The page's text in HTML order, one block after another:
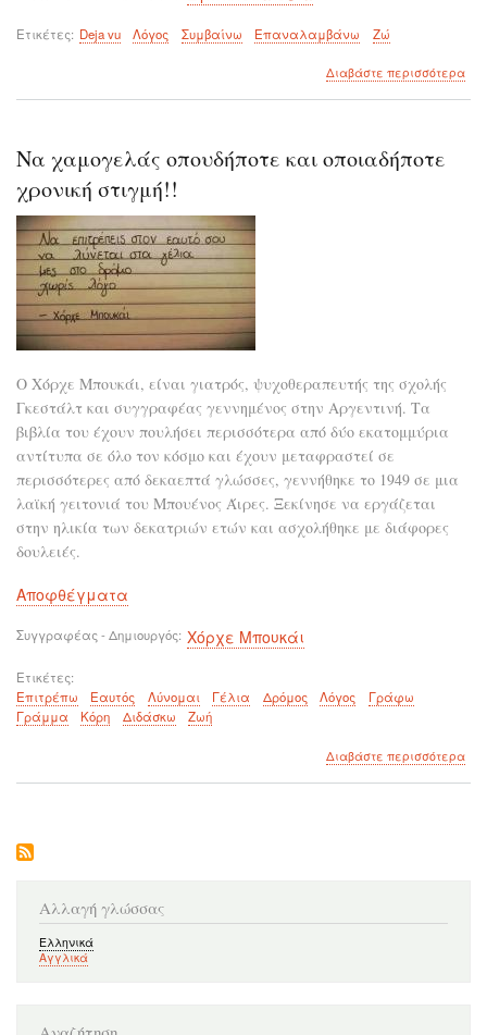
Ετικέτες Deja vu Λόγος Συμβαίνω Επαναλαμβάνω Ζώ
Διαβάστε περισσότεραγια
Να χαμογελάς οπουδήποτε και οποιαδήποτε
χρονική στιγμή!!
Ο Χόρχε Μπουκάι, είναι γιατρός, ψυχοθεραπευτής της σχολής
Γκεστάλτ και συγγραφέας γεννημένος στην Αργεντινή. Τα
βιβλία του έχουν πουλήσει περισσότερα από δύο εκατομμύρια
αντίτυπα σε όλο τον κόσμο και έχουν μεταφραστεί σε
περισσότερες από δεκαεπτά γλώσσες, γεννήθηκε το 1949 σε μια
λαϊκή γειτονιά του Μπουένος Άιρες. Ξεκίνησε να εργάζεται
στην ηλικία των δεκατριών ετών και ασχολήθηκε με διάφορες
δουλειές.
Αποφθέγματα
Συγγραφέας - Δημιουργός Χόρχε Μπουκάι
Ετικέτες
Επιτρέπω
Εαυτός Λύνομαι Γέλια Δρόμος Λόγος
Γράφω
Γράμμα
Κόρη Διδάσκω Ζωή
Διαβάστε περισσότεραγια
Αλλαγή γλώσσας
Ελληνικά
Αγγλικά